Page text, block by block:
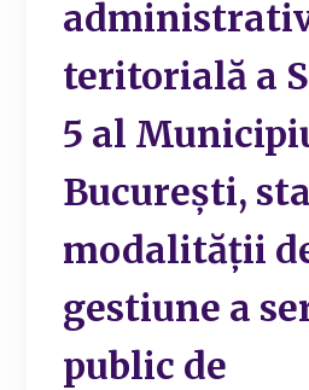
teritorială a
5 al
București,
modalității
gestiune a
public de